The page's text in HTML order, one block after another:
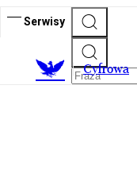
Serwisy
Cyfrowa